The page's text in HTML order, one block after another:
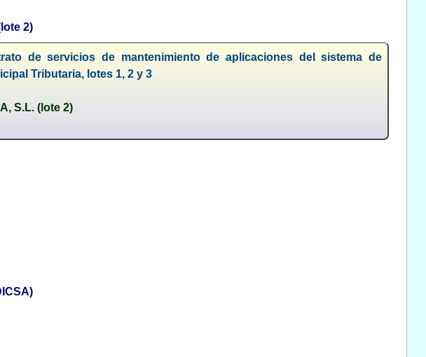
2)
de servicios de mantenimiento de aplicaciones del sistema de
Tributaria, lotes 1, 2 y 3
S.L. (lote 2)